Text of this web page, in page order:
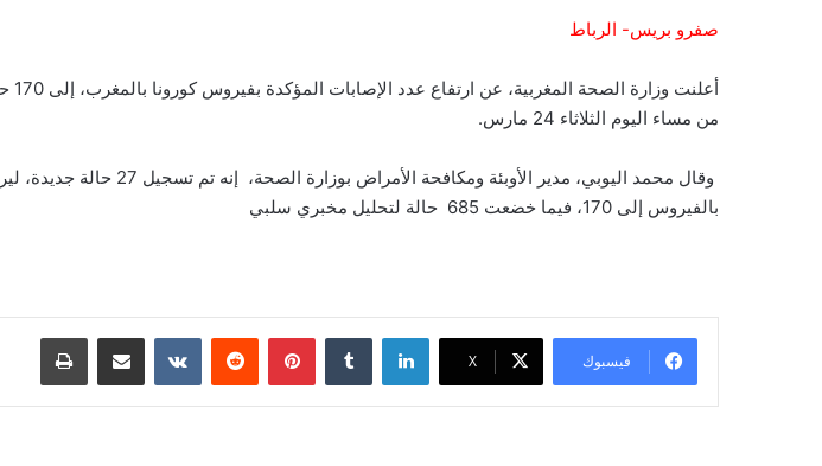
صفرو بريس- الرباط
من مساء اليوم الثلاثاء 24 مارس.
وقال محمد اليوبي، مدير الأوبئة ومكافحة
بالفيروس إلى 170، فيما خضعت 685 حالة لتحليل مخبري سلبي
فيسبوك ‫X
لينكدإن بينتيريست مشاركة عبر البريد طباعة